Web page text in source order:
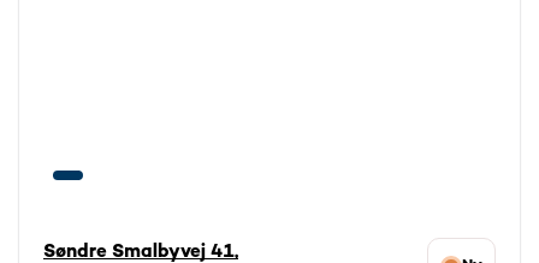
Søndre Smalbyvej 41,